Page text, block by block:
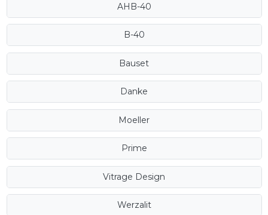
AHB-40
B-40
Bauset
Danke
Moeller
Prime
Vitrage Design
Werzalit